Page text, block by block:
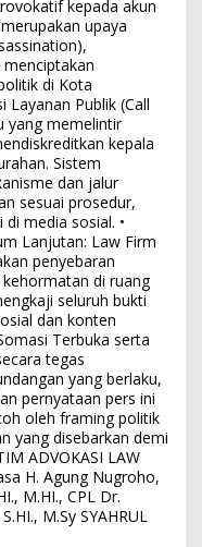
kepada akun
upaya
di Kota
Layanan Publik (Call
yang memelintir
kepala
Sistem
dan jalur
sesuai prosedur,
media sosial. •
Lanjutan: Law Firm
penyebaran
di ruang
seluruh bukti
dan konten
Terbuka serta
tegas
yang berlaku,
pernyataan pers ini
oleh framing politik
yang disebarkan demi
ADVOKASI LAW
H. Agung Nugroho,
M.HI., CPL Dr.
M.Sy SYAHRUL